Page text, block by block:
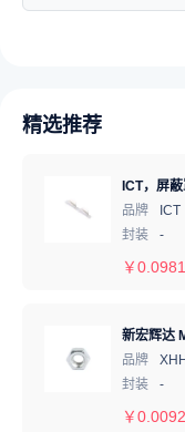
精选推荐
品牌
ICT
封装
-
￥
品牌
封装
-
￥